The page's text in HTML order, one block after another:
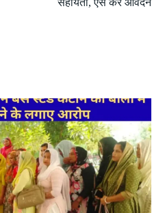
सहायता, ऐसे करें आवेदन